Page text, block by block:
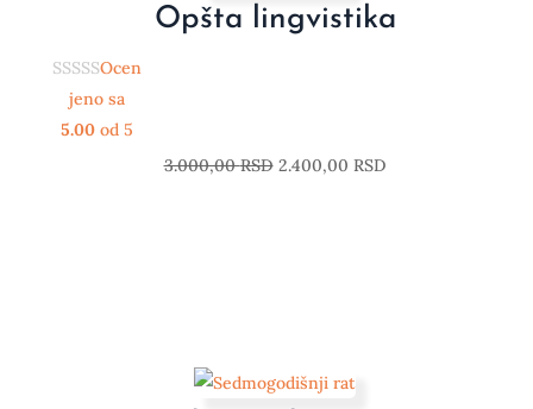
Opšta lingvistika
Ocen
jeno sa
5.00 od 5
3.000,00RSD 2.400,00 RSD